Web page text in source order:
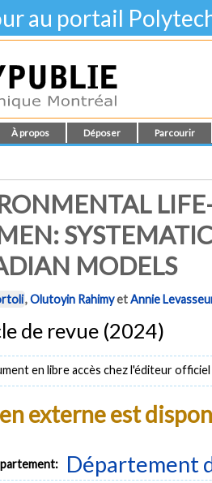
au portail
À propos Déposer Parcourir
MODELS
,Olutoyin RahimyetAnnie
de revue (2024)
en libre accès chez l'éditeur officiel
externe est
Département